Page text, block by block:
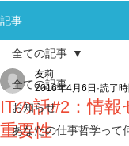
記事
全ての記事
お知らせ
あなたの仕事哲学って
全ての記事
ITの話#2：情
重要性
友莉
2016年4月6日 読了